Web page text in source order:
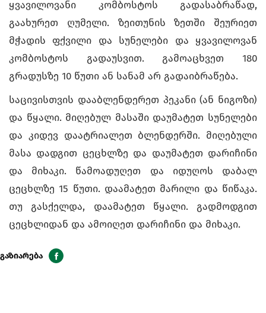
ყვავილოვანი კომბოსტოს გადასაბრაწად,
გაახურეთ ღუმელი. ზეითუნის ზეთში შეურიეთ
მჭადის ფქვილი და სუნელები და ყვავილოვან
კომბოსტოს გადაუსვით. გამოაცხვეთ 180
გრადუსზე 10 წუთი ან სანამ არ გადაიბრაწება.
საცივისთვის დააბლენდერეთ პეკანი (ან ნიგოზი)
და წყალი. მიღებულ მასაში დაუმატეთ სუნელები
და კიდევ დაატრიალეთ ბლენდერში. მიღებული
მასა დადგით ცეცხლზე და დაუმატეთ დარიჩინი
და მიხაკი. წამოადუღეთ და იდუღოს დაბალ
ცეცხლზე 15 წუთი. დაამატეთ მარილი და წიწაკა.
თუ გასქელდა, დაამატეთ წყალი. გადმოდგით
ცეცხლიდან და ამოიღეთ დარიჩინი და მიხაკი.
გაზიარება